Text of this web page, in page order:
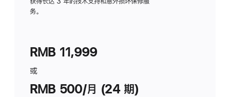
务。
RMB 11,999
或
RMB 500/月 (24 期)